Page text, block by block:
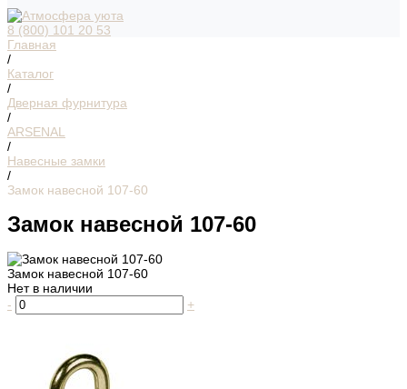
8 (800) 101 20 53
Главная
/
Каталог
/
Дверная фурнитура
/
ARSENAL
/
Навесные замки
/
Замок навесной 107-60
Замок навесной 107-60
Замок навесной 107-60
Нет в наличии
-
+